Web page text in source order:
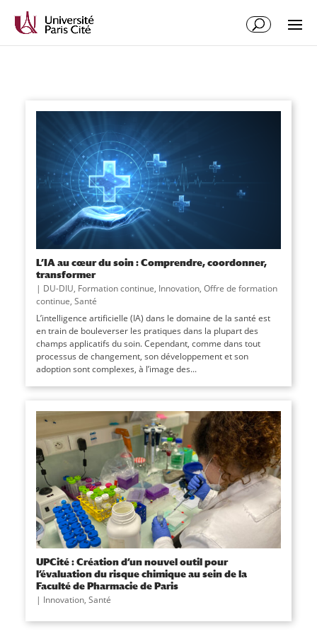
L’IA au cœur du soin : Comprendre, coordonner,
transformer
| DU-DIU, Formation continue, Innovation, Offre de formation
continue, Santé
L’intelligence artificielle (IA) dans le domaine de la santé est
en train de bouleverser les pratiques dans la plupart des
champs applicatifs du soin. Cependant, comme dans tout
processus de changement, son développement et son
adoption sont complexes, à l’image des...
UPCité : Création d’un nouvel outil pour
l’évaluation du risque chimique au sein de la
Faculté de Pharmacie de Paris
| Innovation, Santé